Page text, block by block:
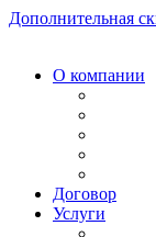
Дополнительная
О компании
Договор
Услуги